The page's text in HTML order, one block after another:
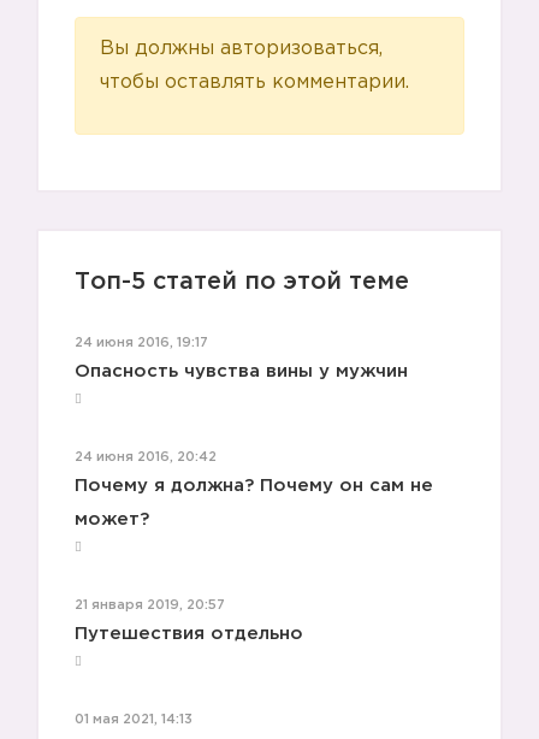
Вы должны авторизоваться,
чтобы оставлять комментарии.
Топ-5 статей по этой теме
24 июня 2016, 19:17
Опасность чувства вины у мужчин
24 июня 2016, 20:42
Почему я должна? Почему он сам не
может?
21 января 2019, 20:57
Путешествия отдельно
01 мая 2021, 14:13